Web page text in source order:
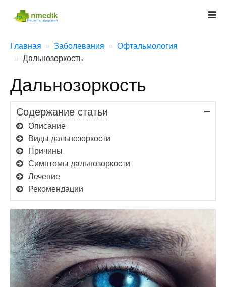
Главная Заболевания
Офтальмология
Дальнозоркость
Дальнозоркость
Содержание статьи
Описание
Виды дальнозоркости
Причины
Симптомы дальнозоркости
Лечение
Рекомендации